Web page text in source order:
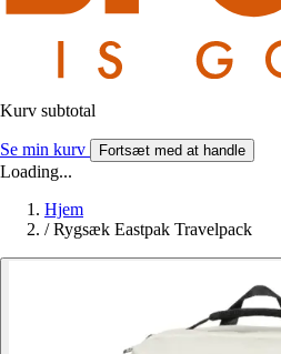
Kurv subtotal
Se min kurv Fortsæt med at handle
Loading...
Hjem
/ Rygsæk Eastpak Travelpack